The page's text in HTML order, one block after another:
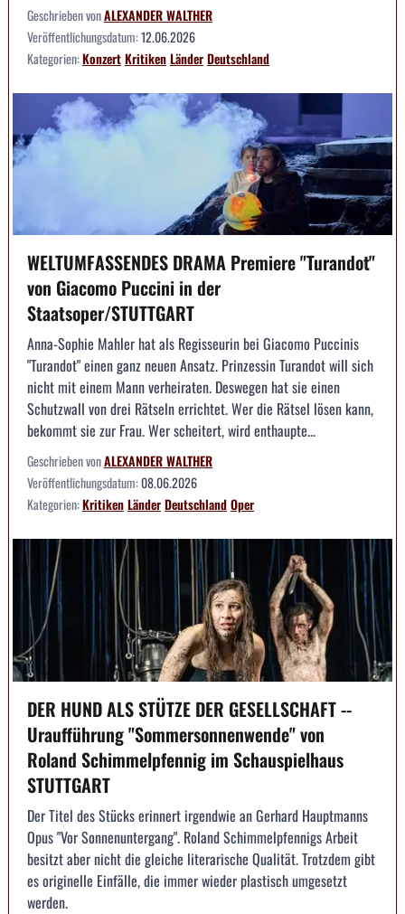
Geschrieben vonALEXANDER WALTHER
Veröffentlichungsdatum:12.06.2026
Kategorien:KonzertKritikenLänderDeutschland
WELTUMFASSENDES DRAMA Premiere "Turandot"
von Giacomo Puccini in der
Staatsoper/STUTTGART
Anna-Sophie Mahler hat als Regisseurin bei Giacomo Puccinis
"Turandot" einen ganz neuen Ansatz. Prinzessin Turandot will sich
nicht mit einem Mann verheiraten. Deswegen hat sie einen
Schutzwall von drei Rätseln errichtet. Wer die Rätsel lösen kann,
bekommt sie zur Frau. Wer scheitert, wird enthaupte...
Geschrieben vonALEXANDER WALTHER
Veröffentlichungsdatum:08.06.2026
Kategorien:KritikenLänderDeutschlandOper
DER HUND ALS STÜTZE DER GESELLSCHAFT --
Uraufführung "Sommersonnenwende" von
Roland Schimmelpfennig im Schauspielhaus
STUTTGART
Der Titel des Stücks erinnert irgendwie an Gerhard Hauptmanns
Opus "Vor Sonnenuntergang". Roland Schimmelpfennigs Arbeit
besitzt aber nicht die gleiche literarische Qualität. Trotzdem gibt
es originelle Einfälle, die immer wieder plastisch umgesetzt
werden.